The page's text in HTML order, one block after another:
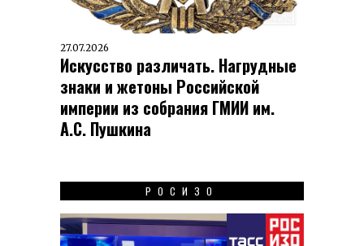
27.07.2026
Искусство различать. Нагрудные
знаки и жетоны Российской
империи из собрания ГМИИ им.
А.С. Пушкина
РОСИЗО